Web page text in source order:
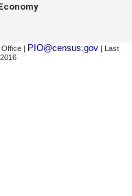
| PIO@census.gov | Last